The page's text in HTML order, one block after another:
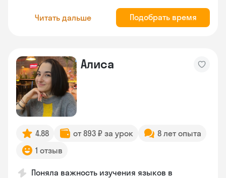
Читать дальше Подобрать время
Алиса
4.88 от 893 ₽ за урок
8 лет опыта
1 отзыв
Поняла важность изучения языков в